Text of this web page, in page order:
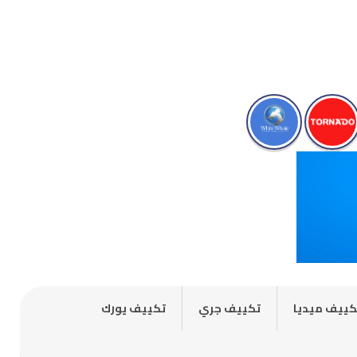
ميديا تكييف جري تكييف يورك